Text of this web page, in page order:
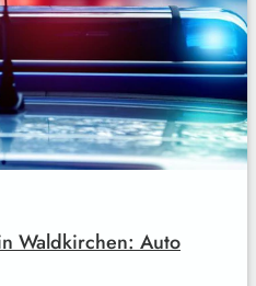
Waldkirchen: Auto